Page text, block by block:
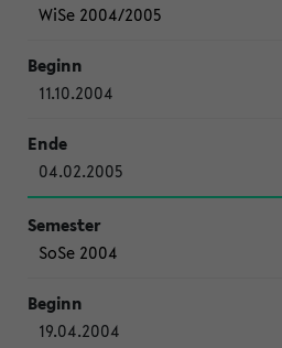
WiSe 2004/2005
11.10.2004
04.02.2005
SoSe 2004
19.04.2004